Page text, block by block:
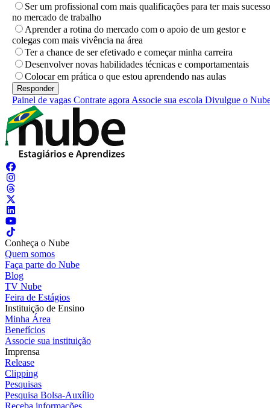
Ser um profissional com mais qualificações para ter mais sucesso
no mercado de trabalho
Aprender a rotina do mercado com o apoio de um gestor e
colegas com mais vivência na área
Ter a chance de ser efetivado e começar minha carreira
Desenvolver novas habilidades técnicas e comportamentais
Colocar em prática o que estou aprendendo nas aulas
Painel de vagas Contrate agora Associe sua escola Divulgue o
Conheça o Nube
Quem somos
Faça parte do Nube
Blog
TV Nube
Feira de Estágios
Instituição de Ensino
Minha Área
Benefícios
Associe sua instituição
Imprensa
Release
Clipping
Pesquisas
Pesquisa Bolsa-Auxílio
Receba informações